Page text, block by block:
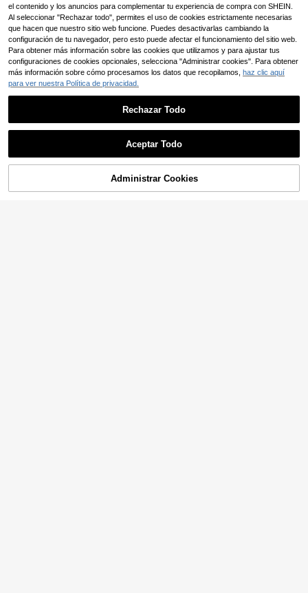
9
Almacén UE Hanevo Blusa casual ve
COMPRAR AHORA AÑADIR A LA BOLSA
el contenido y los anuncios para complementar tu experiencia de compra con SHEIN.
Al seleccionar "Rechazar todo", permites el uso de cookies estrictamente necesarias
que hacen que nuestro sitio web funcione. Puedes desactivarlas cambiando la
configuración de tu navegador, pero esto puede afectar el funcionamiento del sitio web.
Para obtener más información sobre las cookies que utilizamos y para ajustar tus
configuraciones de cookies opcionales, selecciona "Administrar cookies". Para obtener
más información sobre cómo procesamos los datos que recopilamos, haz clic aquí
para ver nuestra Política de privacidad.
Rechazar Todo
Aceptar Todo
Administrar Cookies